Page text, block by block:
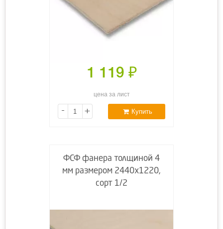
1 119 ₽
цена за лист
- + Купить
ФСФ фанера толщиной 4
мм размером 2440х1220,
сорт 1/2